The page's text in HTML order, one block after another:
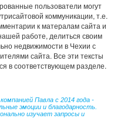
пользователи могут
коммуникации, т.е.
к матералам сайта и
работе, делиться своим
недвижимости в Чехии с
сайта. Все эти тексты
в соответствующем разделе.
Павла с 2014 года -
эмоции и благодарность.
изучает запросы и